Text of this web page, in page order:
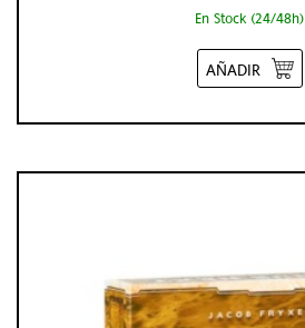
En Stock (24/48h)
AÑADIR